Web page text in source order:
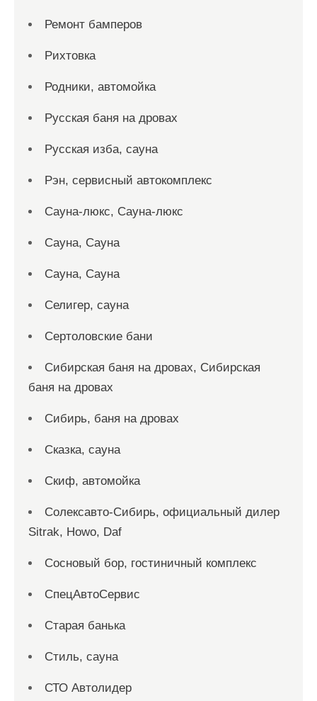
Ремонт бамперов
Рихтовка
Родники, автомойка
Русская баня на дровах
Русская изба, сауна
Рэн, сервисный автокомплекс
Сауна-люкс, Сауна-люкс
Сауна, Сауна
Сауна, Сауна
Селигер, сауна
Сертоловские бани
Сибирская баня на дровах, Сибирская
баня на дровах
Сибирь, баня на дровах
Сказка, сауна
Скиф, автомойка
Солексавто-Сибирь, официальный дилер
Sitrak, Howo, Daf
Сосновый бор, гостиничный комплекс
СпецАвтоСервис
Старая банька
Стиль, сауна
СТО Автолидер